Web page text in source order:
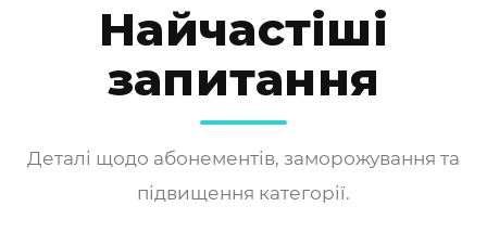
Найчастіші
запитання
Деталі щодо абонементів, заморожування та
підвищення категорії.